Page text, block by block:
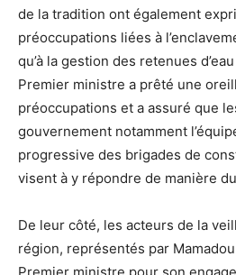
de la tradition ont également
préoccupations liées à
qu’à la gestion des retenues
Premier ministre a prêté une
préoccupations et a assuré que
gouvernement notamment
progressive des brigades de
visent à y répondre de manière
De leur côté, les acteurs de la
région, représentés par